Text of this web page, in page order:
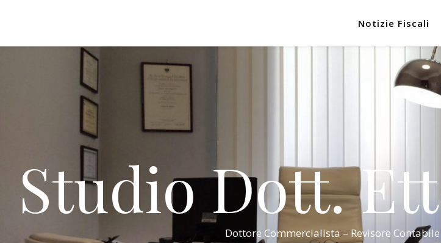
Notizie Fiscali
Studio Dott.
Dottore Commercialista – Revisore